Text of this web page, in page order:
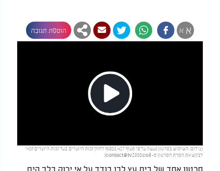
א א הוספת תגובה
Play
(צילום: השימוש בסרטון נעשה על פי סעיף 27א בכפוף לחוק זכות היוצרים. בעל זכות היוצרים זכאי
לבקש את הסרת הסרטון מ- contact@tv2000.co.il
)
סרטון אחד של בית עץ לבן בודד על אי ירוק בלב הים